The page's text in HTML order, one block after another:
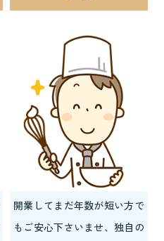
開業してまだ年数が短い方で
もご安心下さいませ、独自の